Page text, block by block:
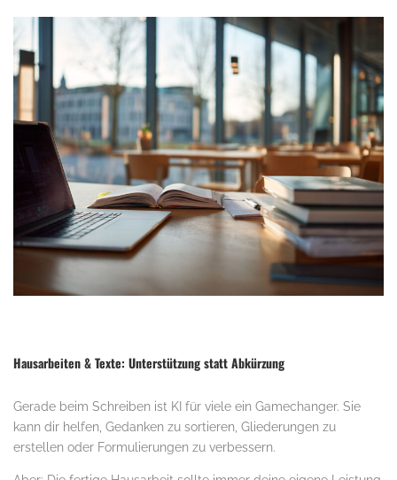
Hausarbeiten & Texte: Unterstützung statt Abkürzung
Gerade beim Schreiben ist KI für viele ein Gamechanger. Sie
kann dir helfen, Gedanken zu sortieren, Gliederungen zu
erstellen oder Formulierungen zu verbessern.